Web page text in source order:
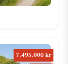
7.495.000 kr